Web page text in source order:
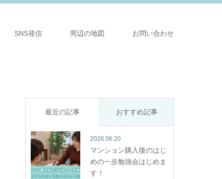
SNS発信 周辺の地図 お問い合わせ
最近の記事 おすすめ記事
2026.06.20
マンション購入後のはじ
めの一歩勉強会はじめま
す！